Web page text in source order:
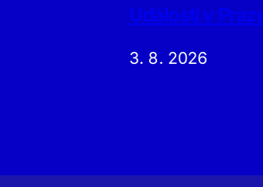
Události v
3. 8. 2026